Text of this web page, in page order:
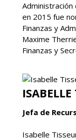
Administración
en 2015 fue
Finanzas y
Maxime
Finanzas y
ISABELLE
Jefa de
Isabelle